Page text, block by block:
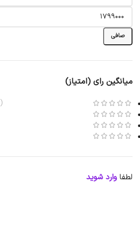
صافی
میانگین رای (امتیاز)
(87)
لطفا وارد شوید